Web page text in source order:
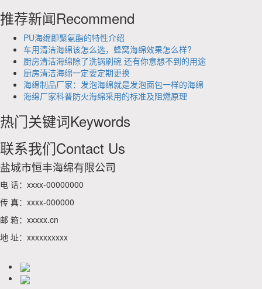
推荐新闻Recommend
PU海绵即聚氨酯的特性介绍
车用清洁海绵该怎么选，蜂窝海绵效果怎么样?
厨房清洁海绵除了洗锅刷碗 还有你意想不到的用途
厨房清洁海绵一定要定期更换
海绵制品厂家：发泡海绵就是发泡面包一样的海绵
海绵厂家科普防火海绵采用的标准及阻燃原理
热门关键词Keywords
联系我们Contact Us
盐城市恒丰海绵有限公司
电 话：xxxx-00000000
传 真：xxxx-000000
邮 箱：xxxxx.cn
地 址：xxxxxxxxxx